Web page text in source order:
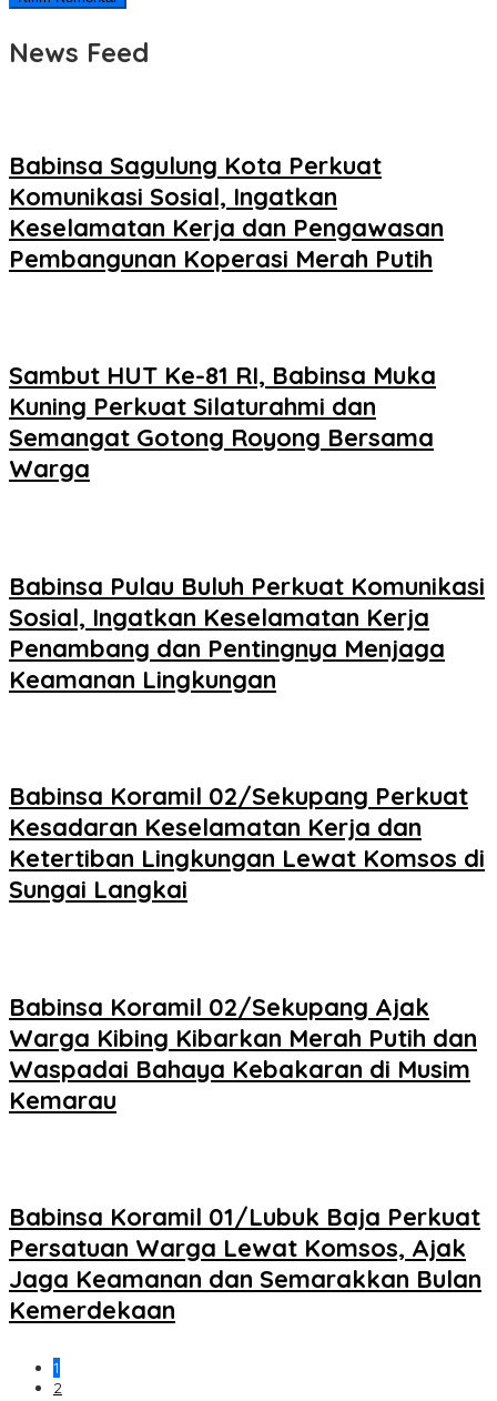
News Feed
Babinsa Sagulung Kota Perkuat
Komunikasi Sosial, Ingatkan
Keselamatan Kerja dan Pengawasan
Pembangunan Koperasi Merah Putih
Sambut HUT Ke-81 RI, Babinsa Muka
Kuning Perkuat Silaturahmi dan
Semangat Gotong Royong Bersama
Warga
Babinsa Pulau Buluh Perkuat Komunikasi
Sosial, Ingatkan Keselamatan Kerja
Penambang dan Pentingnya Menjaga
Keamanan Lingkungan
Babinsa Koramil 02/Sekupang Perkuat
Kesadaran Keselamatan Kerja dan
Ketertiban Lingkungan Lewat Komsos di
Sungai Langkai
Babinsa Koramil 02/Sekupang Ajak
Warga Kibing Kibarkan Merah Putih dan
Waspadai Bahaya Kebakaran di Musim
Kemarau
Babinsa Koramil 01/Lubuk Baja Perkuat
Persatuan Warga Lewat Komsos, Ajak
Jaga Keamanan dan Semarakkan Bulan
Kemerdekaan
1
2